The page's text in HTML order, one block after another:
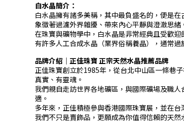
白水晶簡介：
白水晶擁有諸多美稱，其中最負盛名的，便是
象徵著過濾外界雜擾、帶來內心平靜與澄澈思
在珠寶與礦物學中，白水晶是非常經典且受歡
有許多人工合成水晶（業界俗稱養晶），通常
品牌介紹｜正佳珠寶 正宗天然水晶推薦品牌
正佳珠寶創立於1985年，從台北中山區一條巷
真實、有靈魂。
我們親自走訪世界各地礦區，與國際礦場及職
適。
多年來，正佳積極參與香港國際珠寶展，並在
我們不只是賣飾品，更願成為你值得信賴的天